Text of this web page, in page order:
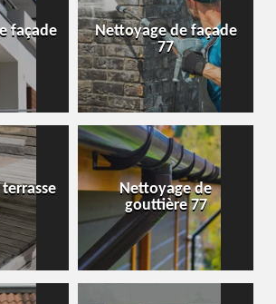
façade
Nettoyage de façade
77
Nettoyage de
gouttière 77